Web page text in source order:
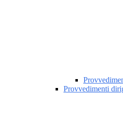
Provvedimenti